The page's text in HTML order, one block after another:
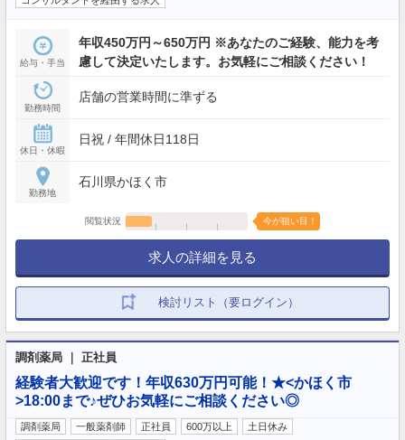
給与・手当
年収450万円～650万円 ※あなたのご経験、能力を考
慮して決定いたします。お気軽にご相談ください！
勤務時間
店舗の営業時間に準ずる
休日・休暇
日祝 / 年間休日118日
勤務地
石川県かほく市
閲覧状況 今が狙い目！
求人の詳細を見る
検討リスト（要ログイン）
調剤薬局 ｜ 正社員
経験者大歓迎です！年収630万円可能！★<かほく市
>18:00まで♪ぜひお気軽にご相談ください◎
調剤薬局 一般薬剤師 正社員 600万以上
土日休み